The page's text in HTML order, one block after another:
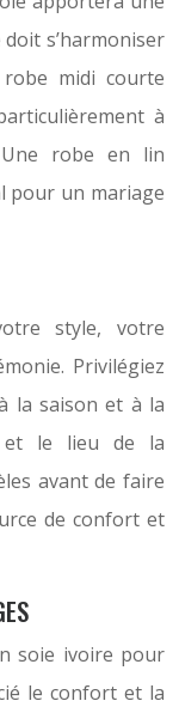
doit s’harmoniser
midi courte
à
robe en lin
pour un mariage
style, votre
Privilégiez
la saison et à la
et le lieu de la
avant de faire
de confort et
soie ivoire pour
le confort et la